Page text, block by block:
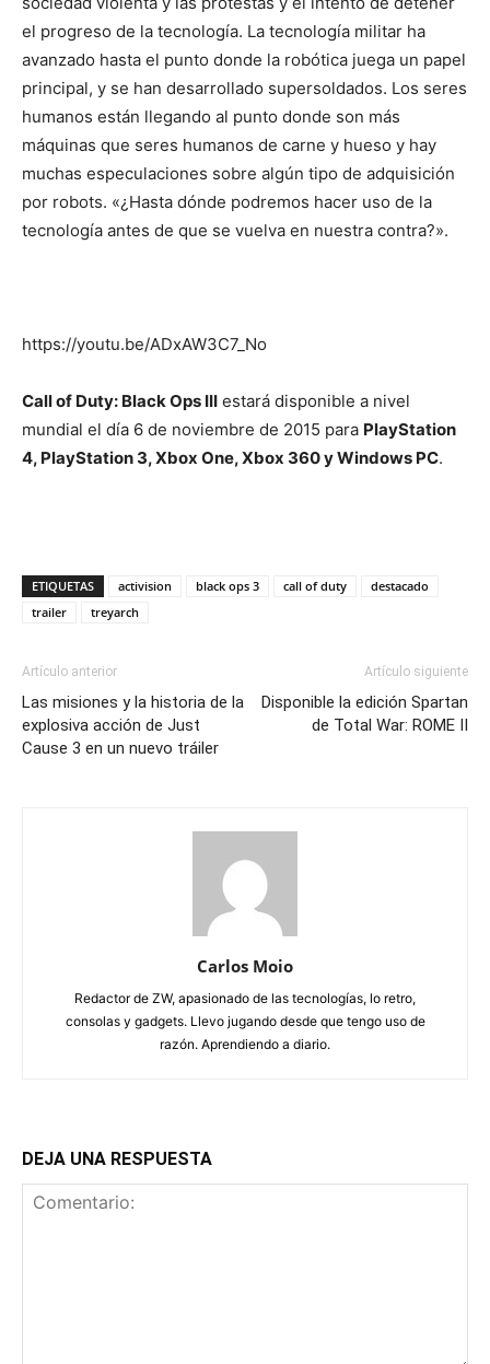
el progreso de la tecnología. La tecnología militar ha
avanzado hasta el punto donde la robótica juega un papel
principal, y se han desarrollado supersoldados. Los seres
humanos están llegando al punto donde son más
máquinas que seres humanos de carne y hueso y hay
muchas especulaciones sobre algún tipo de adquisición
por robots. «¿Hasta dónde podremos hacer uso de la
tecnología antes de que se vuelva en nuestra contra?».
https://youtu.be/ADxAW3C7_No
Call of Duty: Black Ops III estará disponible a nivel
mundial el día 6 de noviembre de 2015 para PlayStation
4, PlayStation 3, Xbox One, Xbox 360 y Windows PC.
ETIQUETAS activision black ops 3 call of duty
destacado
trailer
treyarch
Artículo anterior
Las misiones y la historia de la
explosiva acción de Just
Cause 3 en un nuevo tráiler
Artículo siguiente
Disponible la edición Spartan
de Total War: ROME II
Carlos Moio
Redactor de ZW, apasionado de las tecnologías, lo retro,
consolas y gadgets. Llevo jugando desde que tengo uso de
razón. Aprendiendo a diario.
DEJA UNA RESPUESTA